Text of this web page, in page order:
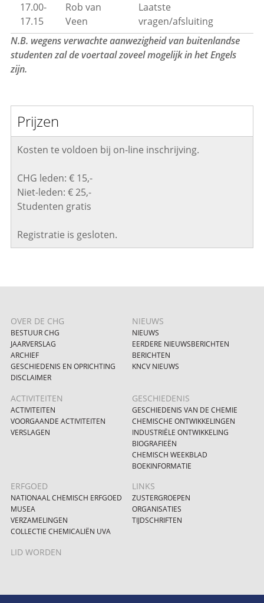
17.00-
17.15
Rob van
Veen
Laatste
vragen/afsluiting
N.B. wegens verwachte aanwezigheid van buitenlandse
studenten zal de voertaal zoveel mogelijk in het Engels
zijn.
Prijzen
Kosten te voldoen bij on-line inschrijving.
CHG leden: € 15,-
Niet-leden: € 25,-
Studenten gratis
Registratie is gesloten.
OVER DE CHG
BESTUUR CHG
JAARVERSLAG
ARCHIEF
GESCHIEDENIS EN OPRICHTING
DISCLAIMER
NIEUWS
NIEUWS
EERDERE NIEUWSBERICHTEN
BERICHTEN
KNCV NIEUWS
ACTIVITEITEN
ACTIVITEITEN
VOORGAANDE ACTIVITEITEN
VERSLAGEN
GESCHIEDENIS
GESCHIEDENIS VAN DE CHEMIE
CHEMISCHE ONTWIKKELINGEN
INDUSTRIËLE ONTWIKKELING
BIOGRAFIEËN
CHEMISCH WEEKBLAD
BOEKINFORMATIE
ERFGOED
NATIONAAL CHEMISCH ERFGOED
MUSEA
VERZAMELINGEN
COLLECTIE CHEMICALIËN UVA
LINKS
ZUSTERGROEPEN
ORGANISATIES
TIJDSCHRIFTEN
LID WORDEN